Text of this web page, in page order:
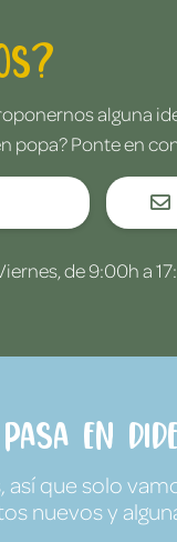
alguna
popa? Ponte en
de 9:00h a
en
que solo
nuevos y